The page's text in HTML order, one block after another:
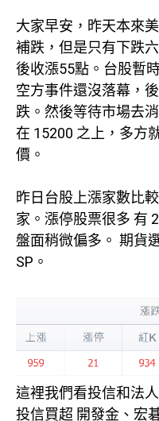
大家早安，昨天本來
補跌，但是只有下跌
後收漲55點。台股暫
空方事件還沒落幕，
跌。然後等待市場去
在 15200 之上，多方
價。
昨日台股上漲家數比
家。漲停股票很多 有
盤面稍微偏多。 期貨
SP。
這裡我們看投信和法
投信買超 開發金、宏